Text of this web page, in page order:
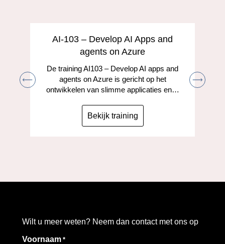
AI-103 – Develop AI Apps and
agents on Azure
De training AI103 – Develop AI apps and
agents on Azure is gericht op het
ontwikkelen van slimme applicaties en…
Bekijk training
Wilt u meer weten? Neem dan contact met ons op
Voornaam *